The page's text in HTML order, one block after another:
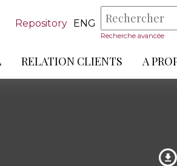
Repository ENG
Recherche avancée
RELATION CLIENTS A